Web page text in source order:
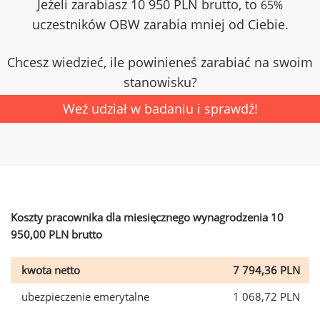
Jeżeli zarabiasz 10 950 PLN brutto, to 65%
uczestników OBW zarabia mniej od Ciebie.
Chcesz wiedzieć, ile powinieneś zarabiać na swoim
stanowisku?
Weź udział w badaniu i sprawdź!
Koszty pracownika dla miesięcznego wynagrodzenia 10
950,00 PLN brutto
kwota netto
7 794,36 PLN
ubezpieczenie emerytalne
1 068,72 PLN